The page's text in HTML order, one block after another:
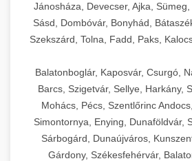
Jánosháza, Devecser, Ajka,
Sásd, Dombóvár, Bonyhád,
Szekszárd, Tolna, Fadd, Paks,
Balatonboglár, Kaposvár, Csurgó,
Barcs, Szigetvár, Sellye, Harkány,
Mohács, Pécs, Szentlőrinc
Simontornya, Enying, Dunaföldvár,
Sárbogárd, Dunaújváros,
Gárdony, Székesfehérvár,